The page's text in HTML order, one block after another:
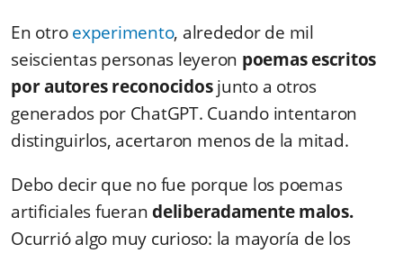
En otroexperimento, alrededor de mil
seiscientas personas leyeron poemas escritos
por autores reconocidosjunto a otros
generados por ChatGPT. Cuando intentaron
distinguirlos, acertaron menos de la mitad.
Debo decir que no fue porque los poemas
artificiales fuerandeliberadamente malos.
Ocurrió algo muy curioso: la mayoría de los